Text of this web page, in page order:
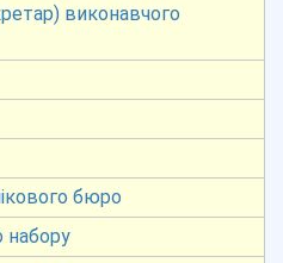
виконавчого
бюро
набору